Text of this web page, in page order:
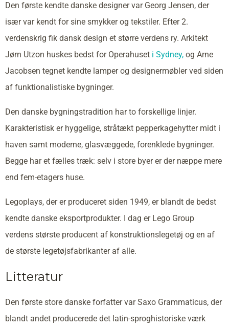
Den første kendte danske designer var Georg Jensen, der
især var kendt for sine smykker og tekstiler. Efter 2.
verdenskrig fik dansk design et større verdens ry. Arkitekt
Jørn Utzon huskes bedst for Operahuset i Sydney, og Arne
Jacobsen tegnet kendte lamper og designermøbler ved siden
af funktionalistiske bygninger.
Den danske bygningstradition har to forskellige linjer.
Karakteristisk er hyggelige, stråtækt pepperkagehytter midt i
haven samt moderne, glasvæggede, forenklede bygninger.
Begge har et fælles træk: selv i store byer er der næppe mere
end fem-etagers huse.
Legoplays, der er produceret siden 1949, er blandt de bedst
kendte danske eksportprodukter. I dag er Lego Group
verdens største producent af konstruktionslegetøj og en af
de største legetøjsfabrikanter af alle.
Litteratur
Den første store danske forfatter var Saxo Grammaticus, der
blandt andet producerede det latin-sproghistoriske værk